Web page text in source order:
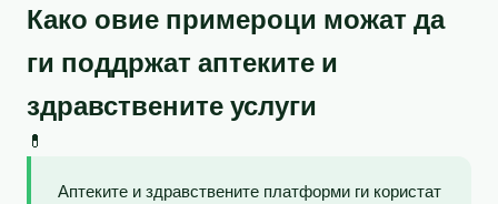
Како овие примероци можат да
ги поддржат аптеките и
здравствените услуги
💊
Аптеките и здравствените платформи ги користат